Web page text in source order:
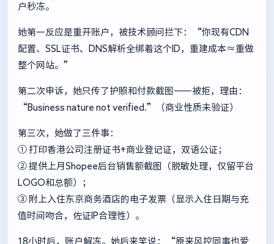
户秒冻。
她第一反应是重开账户，被技术顾问拦下：“你现有CDN
配置、SSL证书、DNS解析全绑着这个ID，重建成本≈重做
整个网站。”
第二次申诉，她只传了护照和付款截图——被拒，理由：
“Business nature not verified.”（商业性质未验证）
第三次，她做了三件事：
① 打印香港公司注册证书+商业登记证，双语公证；
② 提供上月Shopee后台销售额截图（脱敏处理，仅留平台
LOGO和总额）；
③ 附上入住东京商务酒店的电子发票（显示入住日期与充
值时间吻合，佐证IP合理性）。
18小时后，账户解冻。她后来笑说：“原来风控同事也爱